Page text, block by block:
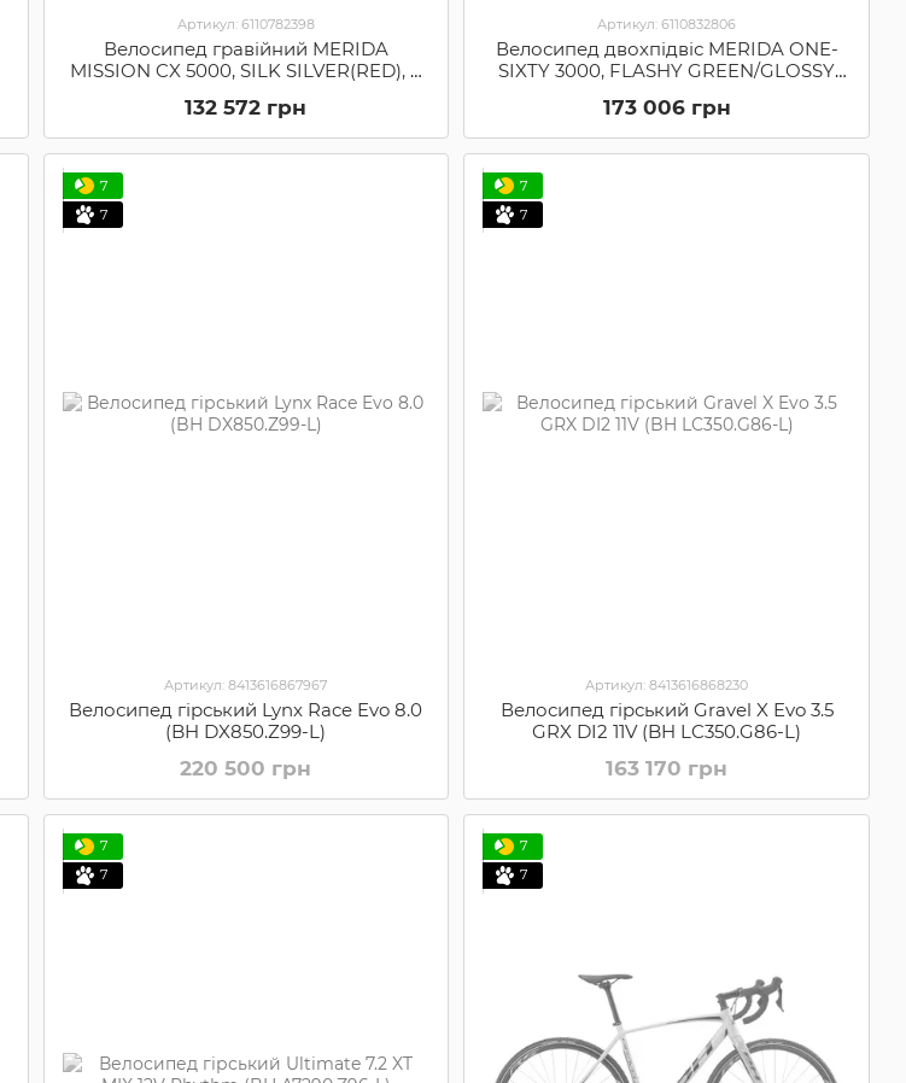
Артикул: 6110782398
Велосипед гравійний MERIDA
MISSION CX 5000, SILK SILVER(RED), L
132 572 грн
Артикул: 6110832806
Велосипед двохпідвіс MERIDA ONE-
SIXTY 3000, FLASHY GREEN/GLOSSY
173 006 грн
7
7
Артикул: 8413616867967
Велосипед гірський Lynx Race Evo 8.0
(BH DX850.Z99-L)
220 500 грн
7
7
Артикул: 8413616868230
Велосипед гірський Gravel X Evo 3.5
GRX DI2 11V (BH LC350.G86-L)
163 170 грн
7
7
7
7